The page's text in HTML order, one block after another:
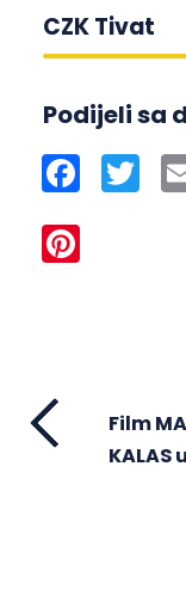
CZK Tivat
Podijeli sa
Facebook
Film
KALAS